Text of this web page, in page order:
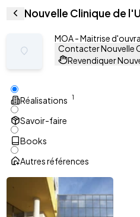
Nouvelle Clinique de
MOA - Maitrise
Contacter Nouvelle
Revendiquer
Réalisations 1
Savoir-faire
Books
Autres références